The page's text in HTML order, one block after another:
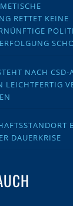
RETTET KEINE
NACH CSD-
LEICHTFERTIG
DAUERKRISE